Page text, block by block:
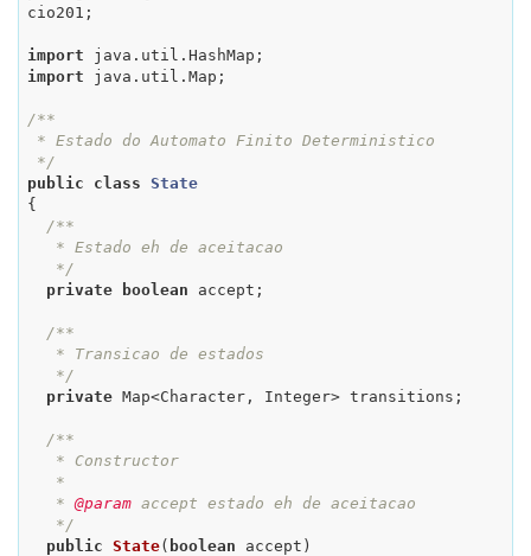
cio201;
import
import java.util.Map;
/**
*/
public
class State
{
/**
   */
private
boolean accept;
/**
   */
private Map<Character, Integer> transitions;
/**
   *
@param accept estado eh de aceitacao
   */
public State( boolean accept)